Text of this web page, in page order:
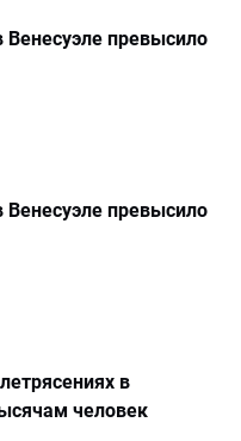
превысило
превысило
в
человек